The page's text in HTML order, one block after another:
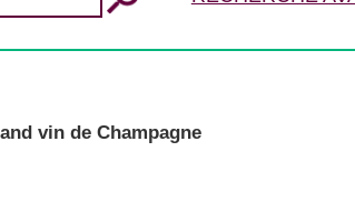
vin de Champagne